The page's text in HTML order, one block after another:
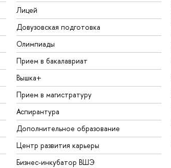
Лицей
Довузовская подготовка
Олимпиады
Прием в бакалавриат
Вышка+
Прием в магистратуру
Аспирантура
Дополнительное образование
Центр развития карьеры
Бизнес-инкубатор ВШЭ